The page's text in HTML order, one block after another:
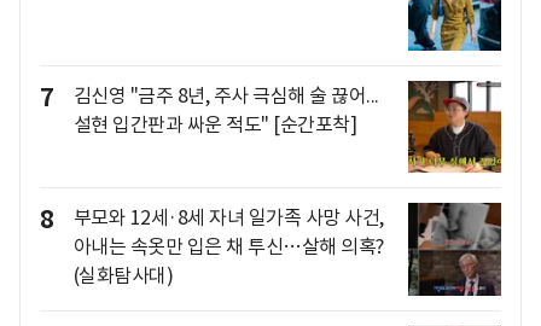
7
김신영 "금주 8년, 주사 극심해 술 끊어...
설현 입간판과 싸운 적도" [순간포착]
8
부모와 12세·8세 자녀 일가족 사망 사건,
아내는 속옷만 입은 채 투신…살해 의혹?
(실화탐사대)